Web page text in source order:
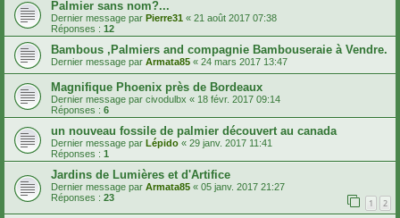
Palmier sans nom?...
Dernier message par Pierre31 « 21 août 2017 07:38
Réponses : 12
Bambous ,Palmiers and compagnie Bambouseraie à Vendre.
Dernier message par Armata85 « 24 mars 2017 13:47
Magnifique Phoenix près de Bordeaux
Dernier message par civodulbx « 18 févr. 2017 09:14
Réponses : 6
un nouveau fossile de palmier découvert au canada
Dernier message par Lépido « 29 janv. 2017 11:41
Réponses : 1
Jardins de Lumières et d'Artifice
Dernier message par Armata85 « 05 janv. 2017 21:27
Réponses : 23 1 2